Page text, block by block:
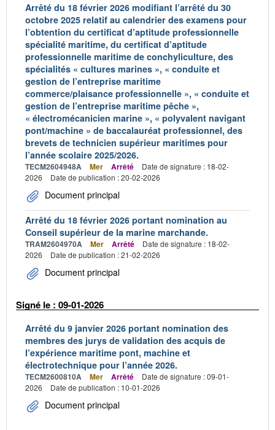
Arrêté du 18 février 2026 modifiant l’arrêté du 30
octobre 2025 relatif au calendrier des examens pour
l’obtention du certificat d’aptitude professionnelle
spécialité maritime, du certificat d’aptitude
professionnelle maritime de conchyliculture, des
spécialités « cultures marines », « conduite et
gestion de l’entreprise maritime
commerce/plaisance professionnelle », « conduite et
gestion de l’entreprise maritime pêche »,
« électromécanicien marine », « polyvalent navigant
pont/machine » de baccalauréat professionnel, des
brevets de technicien supérieur maritimes pour
l’année scolaire 2025/2026.
TECM2604948A Mer Arrêté
Date de signature : 18-02-
2026
Date de publication : 20-02-2026
Document principal
Arrêté du 18 février 2026 portant nomination au
Conseil supérieur de la marine marchande.
TRAM2604970A Mer Arrêté
Date de signature : 18-02-
2026
Date de publication : 21-02-2026
Document principal
Signé le : 09-01-2026
Arrêté du 9 janvier 2026 portant nomination des
membres des jurys de validation des acquis de
l’expérience maritime pont, machine et
électrotechnique pour l’année 2026.
TECM2600810A Mer Arrêté
Date de signature : 09-01-
2026
Date de publication : 10-01-2026
Document principal